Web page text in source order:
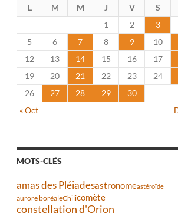
L M M J V S
1
2 3
5
6 7 8 9 10
12
13 14 15 16 17
19
20 21 22 23 24
26
27 28 29
30
« Oct
MOTS-CLÉS
amas des Pléiadesastronomeastéroïde
aurore boréaleChilicomète
constellation d'Orion